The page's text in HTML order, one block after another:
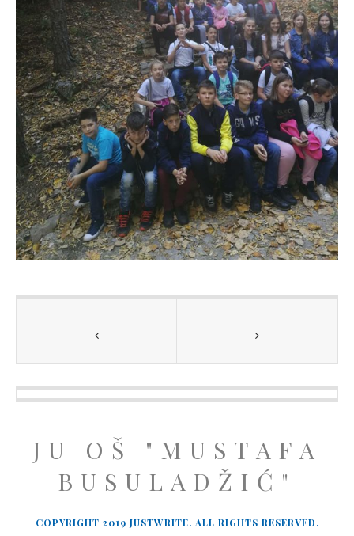
JU OŠ "MUSTAFA
BUSULADŽIĆ"
COPYRIGHT 2019 JUSTWRITE. ALL RIGHTS RESERVED.